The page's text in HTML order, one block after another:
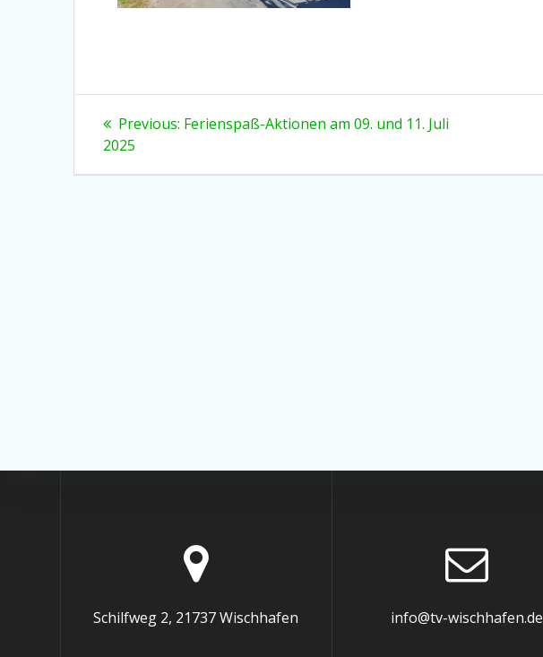
Beitragsnavigation
Previous: Previous
Ferienspaß-Aktionen am 09. und 11. Juli
2025
Schilfweg 2, 21737 Wischhafen info@tv-wischhafen.de